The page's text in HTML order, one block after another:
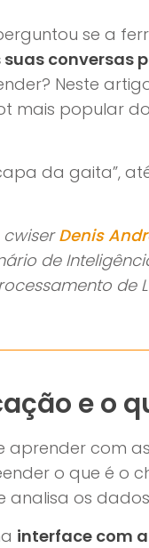
se a
conversas
Neste
popular
da gaita”,
Denis
de
de
e o
aprender com
o que é o
analisa os
interface com